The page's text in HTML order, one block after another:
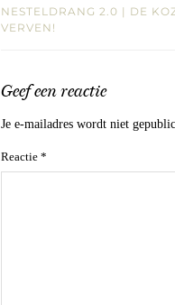
NESTELDRANG 2.0 | DE
VERVEN!
Geef een reactie
Je e-mailadres wordt niet
Reactie *